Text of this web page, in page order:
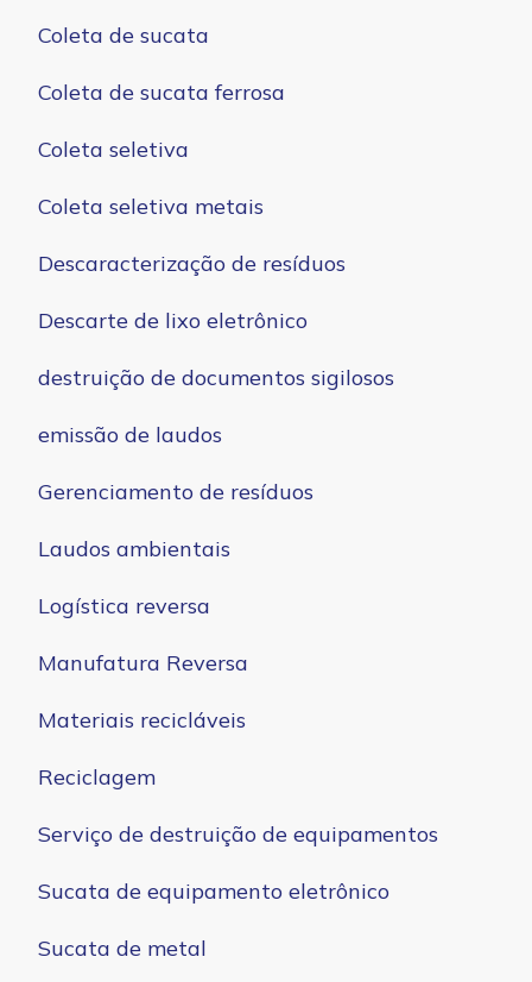
Coleta de sucata
Coleta de sucata ferrosa
Coleta seletiva
Coleta seletiva metais
Descaracterização de resíduos
Descarte de lixo eletrônico
destruição de documentos sigilosos
emissão de laudos
Gerenciamento de resíduos
Laudos ambientais
Logística reversa
Manufatura Reversa
Materiais recicláveis
Reciclagem
Serviço de destruição de equipamentos
Sucata de equipamento eletrônico
Sucata de metal